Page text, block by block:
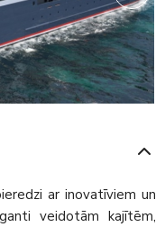
ar inovatīviem un
veidotām kajītēm,